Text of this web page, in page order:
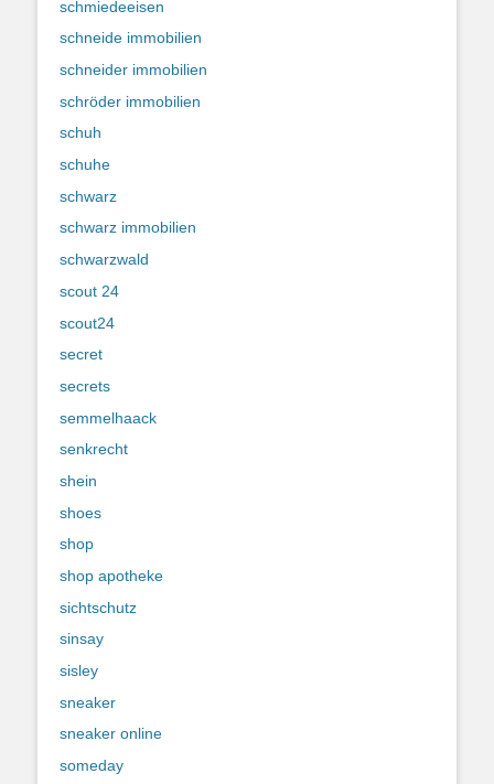
schmiedeeisen
schneide immobilien
schneider immobilien
schröder immobilien
schuh
schuhe
schwarz
schwarz immobilien
schwarzwald
scout 24
scout24
secret
secrets
semmelhaack
senkrecht
shein
shoes
shop
shop apotheke
sichtschutz
sinsay
sisley
sneaker
sneaker online
someday